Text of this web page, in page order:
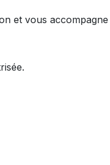
et vous accompagne